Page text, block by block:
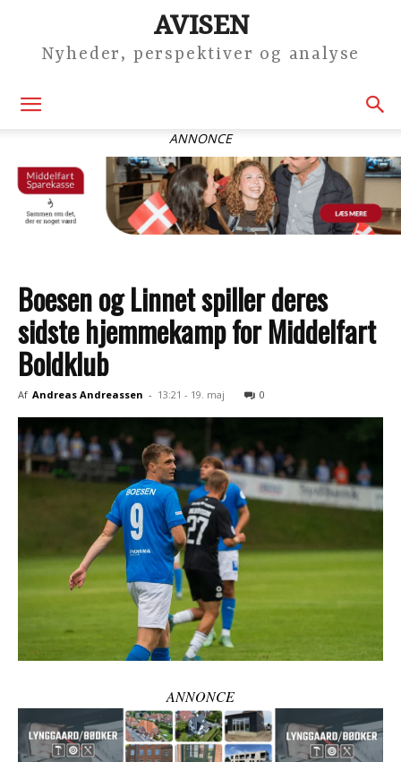
AVISEN
Nyheder, perspektiver og analyse
ANNONCE
Boesen og Linnet spiller deres
sidste hjemmekamp for Middelfart
Boldklub
Af Andreas Andreassen - 13:21 - 19. maj 0
ANNONCE